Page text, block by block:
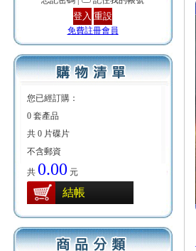
免費註冊會員
您已經訂購：
0 套產品
共 0 片碟片
不含郵資
共 0.00 元
結帳